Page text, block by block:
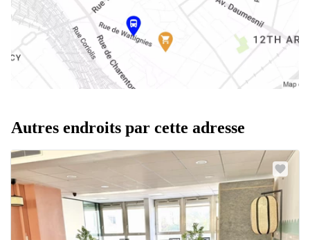
Autres endroits par cette adresse